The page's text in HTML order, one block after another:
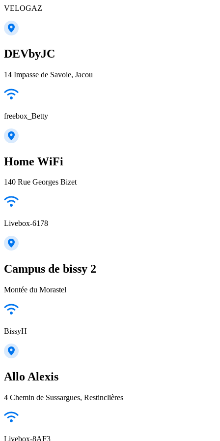
VELOGAZ
DEVbyJC
14 Impasse de Savoie, Jacou
freebox_Betty
Home WiFi
140 Rue Georges Bizet
Livebox-6178
Campus de bissy 2
Montée du Morastel
BissyH
Allo Alexis
4 Chemin de Sussargues, Restinclières
Livebox-8AF3